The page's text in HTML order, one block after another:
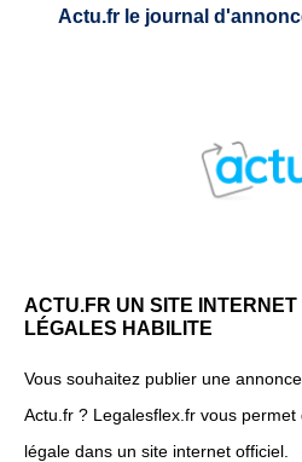
Actu.fr le journal
ACTU.FR UN SITE
LÉGALES HABILITE
Vous souhaitez publier une
Actu.fr ? Legalesflex.fr vous
légale dans un site internet officiel.